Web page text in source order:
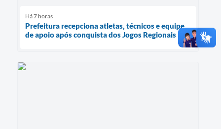
Há 7 horas
Prefeitura recepciona atletas, técnicos e equipe
de apoio após conquista dos Jogos Regionais